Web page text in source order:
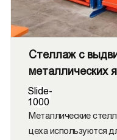
Стеллаж с
металлических
Slide-
1000
Металлические
цеха используются